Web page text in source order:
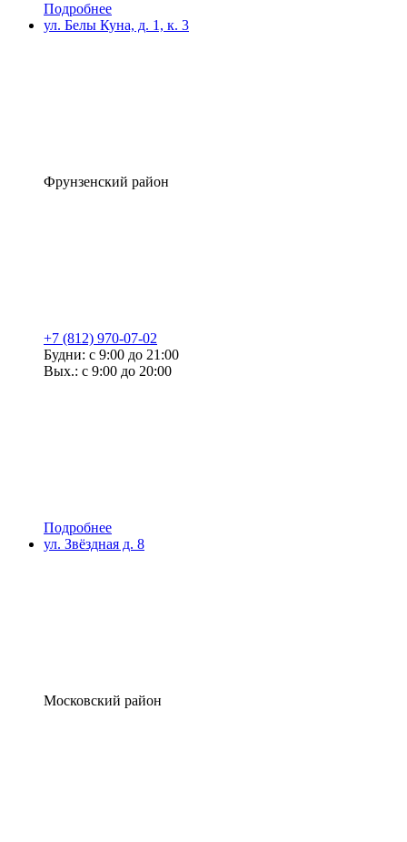
Подробнее
ул. Белы Куна, д. 1, к. 3
Фрунзенский район
+7 (812) 970-07-02
Будни: с 9:00 до 21:00
Вых.: с 9:00 до 20:00
Подробнее
ул. Звёздная д. 8
Московский район